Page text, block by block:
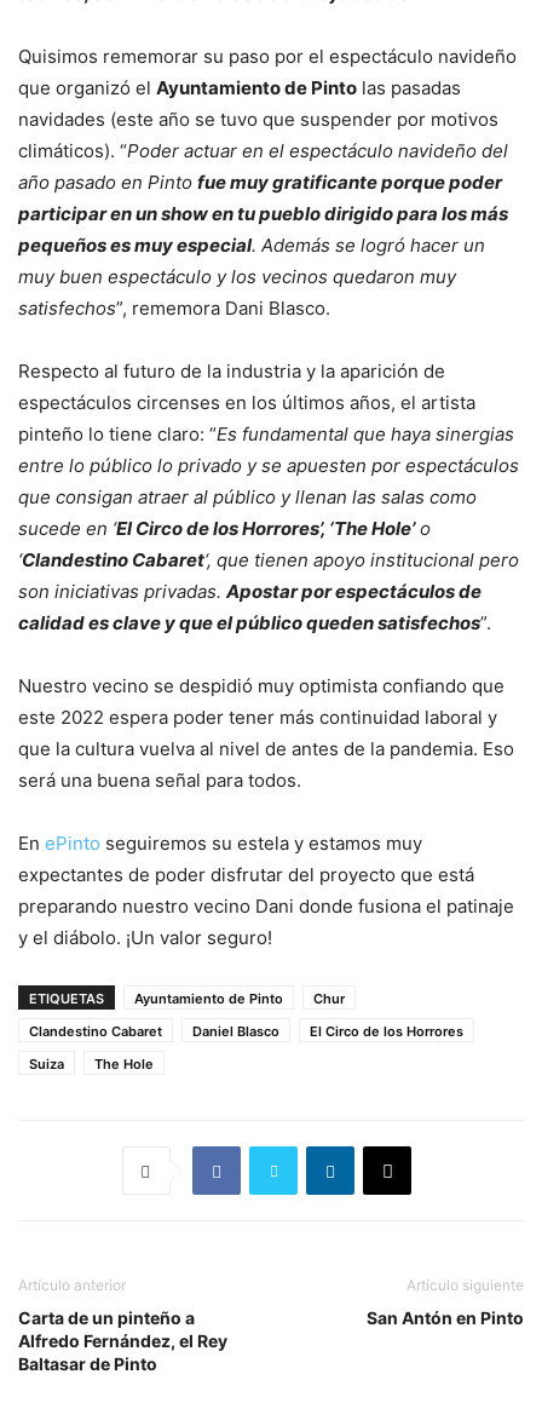
Quisimos rememorar su paso por el espectáculo navideño
que organizó el Ayuntamiento de Pinto las pasadas
navidades (este año se tuvo que suspender por motivos
climáticos). “Poder actuar en el espectáculo navideño del
año pasado en Pinto fue muy gratificante porque poder
participar en un show en tu pueblo dirigido para los más
pequeños es muy especial. Además se logró hacer un
muy buen espectáculo y los vecinos quedaron muy
satisfechos”, rememora Dani Blasco.
Respecto al futuro de la industria y la aparición de
espectáculos circenses en los últimos años, el artista
pinteño lo tiene claro: “Es fundamental que haya sinergias
entre lo público lo privado y se apuesten por espectáculos
que consigan atraer al público y llenan las salas como
sucede en ‘El Circo de los Horrores’, ‘The Hole’o
‘Clandestino Cabaret‘, que tienen apoyo institucional pero
son iniciativas privadas. Apostar por espectáculos de
calidad es clave y que el público queden satisfechos”.
Nuestro vecino se despidió muy optimista confiando que
este 2022 espera poder tener más continuidad laboral y
que la cultura vuelva al nivel de antes de la pandemia. Eso
será una buena señal para todos.
En ePinto seguiremos su estela y estamos muy
expectantes de poder disfrutar del proyecto que está
preparando nuestro vecino Dani donde fusiona el patinaje
y el diábolo. ¡Un valor seguro!
ETIQUETAS Ayuntamiento de Pinto
Chur
Clandestino Cabaret
Daniel Blasco
El Circo de los Horrores
Suiza
The Hole
Artículo anterior
Carta de un pinteño a
Alfredo Fernández, el Rey
Baltasar de Pinto
Artículo siguiente
San Antón en Pinto